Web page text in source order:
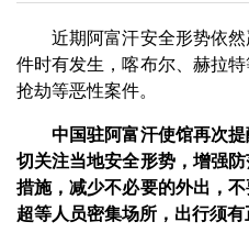
综合 深度
招聘信息
近期阿富汗安全形势依然
件时有发生，喀布尔、赫拉
抢劫等恶性案件。
中国驻阿富汗使馆再次
切关注当地安全形势，增强
措施，减少不必要的外出，
超等人员密集场所，出行须有